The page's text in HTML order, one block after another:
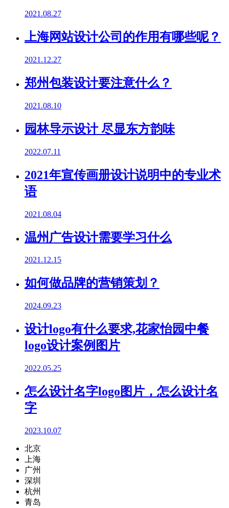
2021.08.27
上海网站设计公司的作用有哪些呢？
2021.12.27
郑州包装设计要注意什么？
2021.08.10
园林导示设计 尽显东方韵味
2022.07.11
2021年宣传画册设计说明中的专业术
语
2021.08.04
温州广告设计需要学习什么
2021.12.15
如何做品牌的营销策划？
2024.09.23
设计logo有什么要求,花家怡园中餐
logo设计案例图片
2022.05.25
怎么设计名字logo图片，怎么设计名
字
2023.10.07
北京
上海
广州
深圳
杭州
青岛